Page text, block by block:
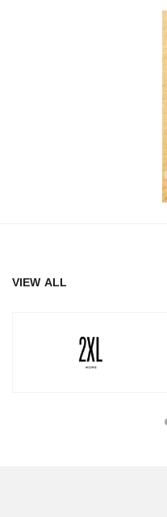
VIEW ALL